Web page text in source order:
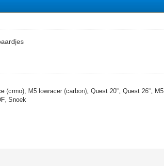
(crmo), M5 lowracer (carbon), Quest 20", Quest 26",
Snoek